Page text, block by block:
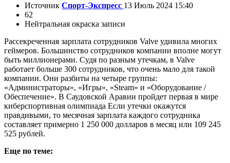
Источник Спорт-Экспресс 13 Июль 2024 15:40
62
Нейтральная окраска записи
Рассекреченная зарплата сотрудников Valve удивила многих
геймеров. Большинство сотрудников компании вполне могут
быть миллионерами. Судя по разным утечкам, в Valve
работает больше 300 сотрудников, что очень мало для такой
компании. Они разбиты на четыре группы:
«Администраторы», «Игры», «Steam» и «Оборудование /
Обеспечение». В Саудовской Аравии пройдет первая в мире
киберспортивная олимпиада Если утечки окажутся
правдивыми, то месячная зарплата каждого сотрудника
составляет примерно 1 250 000 долларов в месяц или 109 245
525 рублей.
Еще по теме: